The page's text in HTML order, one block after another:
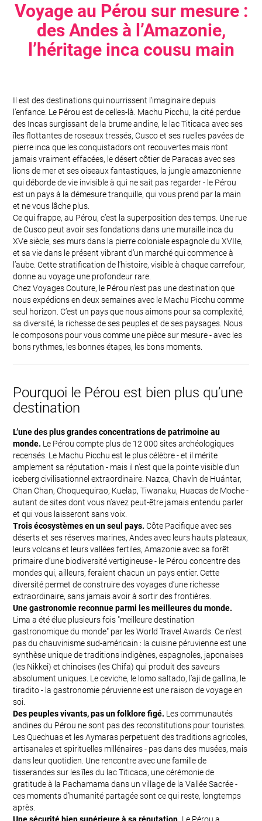
Voyage au Pérou sur mesure :
des Andes à l’Amazonie,
l’héritage inca cousu main
Il est des destinations qui nourrissent l’imaginaire depuis
l’enfance. Le Pérou est de celles-là. Machu Picchu, la cité perdue
des Incas surgissant de la brume andine, le lac Titicaca avec ses
îles flottantes de roseaux tressés, Cusco et ses ruelles pavées de
pierre inca que les conquistadors ont recouvertes mais n’ont
jamais vraiment effacées, le désert côtier de Paracas avec ses
lions de mer et ses oiseaux fantastiques, la jungle amazonienne
qui déborde de vie invisible à qui ne sait pas regarder - le Pérou
est un pays à la démesure tranquille, qui vous prend par la main
et ne vous lâche plus.
Ce qui frappe, au Pérou, c’est la superposition des temps. Une rue
de Cusco peut avoir ses fondations dans une muraille inca du
XVe siècle, ses murs dans la pierre coloniale espagnole du XVIIe,
et sa vie dans le présent vibrant d’un marché qui commence à
l’aube. Cette stratification de l’histoire, visible à chaque carrefour,
donne au voyage une profondeur rare.
Chez Voyages Couture, le Pérou n’est pas une destination que
nous expédions en deux semaines avec le Machu Picchu comme
seul horizon. C’est un pays que nous aimons pour sa complexité,
sa diversité, la richesse de ses peuples et de ses paysages. Nous
le composons pour vous comme une pièce sur mesure - avec les
bons rythmes, les bonnes étapes, les bons moments.
Pourquoi le Pérou est bien plus qu’une
destination
L’une des plus grandes concentrations de patrimoine au
monde. Le Pérou compte plus de 12 000 sites archéologiques
recensés. Le Machu Picchu est le plus célèbre - et il mérite
amplement sa réputation - mais il n’est que la pointe visible d’un
iceberg civilisationnel extraordinaire. Nazca, Chavín de Huántar,
Chan Chan, Choquequirao, Kuelap, Tiwanaku, Huacas de Moche -
autant de sites dont vous n’avez peut-être jamais entendu parler
et qui vous laisseront sans voix.
Trois écosystèmes en un seul pays. Côte Pacifique avec ses
déserts et ses réserves marines, Andes avec leurs hauts plateaux,
leurs volcans et leurs vallées fertiles, Amazonie avec sa forêt
primaire d’une biodiversité vertigineuse - le Pérou concentre des
mondes qui, ailleurs, feraient chacun un pays entier. Cette
diversité permet de construire des voyages d’une richesse
extraordinaire, sans jamais avoir à sortir des frontières.
Une gastronomie reconnue parmi les meilleures du monde.
Lima a été élue plusieurs fois "meilleure destination
gastronomique du monde" par les World Travel Awards. Ce n’est
pas du chauvinisme sud-américain : la cuisine péruvienne est une
synthèse unique de traditions indigènes, espagnoles, japonaises
(les Nikkei) et chinoises (les Chifa) qui produit des saveurs
absolument uniques. Le ceviche, le lomo saltado, l’aji de gallina, le
tiradito - la gastronomie péruvienne est une raison de voyage en
soi.
Des peuples vivants, pas un folklore figé. Les communautés
andines du Pérou ne sont pas des reconstitutions pour touristes.
Les Quechuas et les Aymaras perpetuent des traditions agricoles,
artisanales et spirituelles millénaires - pas dans des musées, mais
dans leur quotidien. Une rencontre avec une famille de
tisserandes sur les îles du lac Titicaca, une cérémonie de
gratitude à la Pachamama dans un village de la Vallée Sacrée -
ces moments d’humanité partagée sont ce qui reste, longtemps
après.
Une sécurité bien supérieure à sa réputation. Le Pérou a